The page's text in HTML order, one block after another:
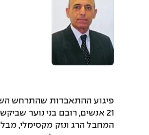
21 אנשים, רובם בני נוער
המחבל הרג ונזק מקסימלי,